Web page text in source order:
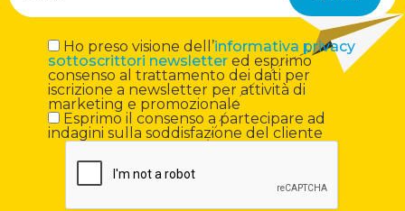
Ho preso visione dell’informativa privacy
sottoscrittori newslettered esprimo
consenso al trattamento dei dati per
iscrizione a newsletter per attività di
marketing e promozionale
Esprimo il consenso a partecipare ad
indagini sulla soddisfazione del cliente